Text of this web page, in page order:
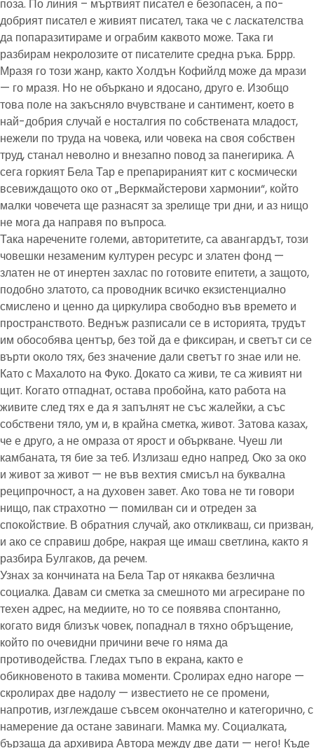
поза. По линия – мъртвият писател е безопасен, а по-
добрият писател е живият писател, така че с ласкателства
да попаразитираме и ограбим каквото може. Така ги
разбирам некролозите от писателите средна ръка. Бррр.
Мразя го този жанр, както Холдън Кофийлд може да мрази
— го мразя. Но не объркано и ядосано, друго е. Изобщо
това поле на закъсняло вчувстване и сантимент, което в
най-добрия случай е носталгия по собствената младост,
нежели по труда на човека, или човека на своя собствен
труд, станал неволно и внезапно повод за панегирика. А
сега горкият Бела Тар е препарираният кит с космически
всевиждащото око от „Веркмайстерови хармонии“, който
малки човечета ще разнасят за зрелище три дни, и аз нищо
не мога да направя по въпроса.
Така наречените големи, авторитетите, са авангардът, този
човешки незаменим културен ресурс и златен фонд —
златен не от инертен захлас по готовите епитети, а защото,
подобно златото, са проводник всичко екзистенциално
смислено и ценно да циркулира свободно във времето и
пространството. Веднъж разписали се в историята, трудът
им обособява център, без той да е фиксиран, и светът си се
върти около тях, без значение дали светът го знае или не.
Като с Махалото на Фуко. Докато са живи, те са живият ни
щит. Когато отпаднат, остава пробойна, като работа на
живите след тях е да я запълнят не със жалейки, а със
собствени тяло, ум и, в крайна сметка, живот. Затова казах,
че е друго, а не омраза от ярост и объркване. Чуеш ли
камбаната, тя бие за теб. Излизаш едно напред. Око за око
и живот за живот — не във вехтия смисъл на буквална
реципрочност, а на духовен завет. Ако това не ти говори
нищо, пак страхотно — помилван си и отреден за
спокойствие. В обратния случай, ако откликваш, си призван,
и ако се справиш добре, накрая ще имаш светлина, както я
разбира Булгаков, да речем.
Узнах за кончината на Бела Тар от някаква безлична
социалка. Давам си сметка за смешното ми агресиране по
техен адрес, на медиите, но то се появява спонтанно,
когато видя близък човек, попаднал в тяхно обръщение,
който по очевидни причини вече го няма да
противодейства. Гледах тъпо в екрана, както е
обикновеното в такива моменти. Сролирах едно нагоре —
скролирах две надолу — известието не се промени,
напротив, изглеждаше съвсем окончателно и категорично, с
намерение да остане завинаги. Мамка му. Социалката,
бързаща да архивира Автора между две дати — него! Къде